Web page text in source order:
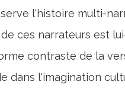
l'histoire multi-
ces narrateurs est
contraste de la
dans l'imagination